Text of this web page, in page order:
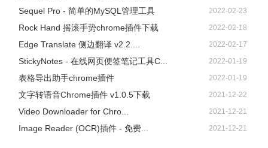
Sequel Pro - 简单的MySQL管理工具 2022-02-23
Rock Hand 摇滚手势chrome插件下载 2022-02-18
Edge Translate 侧边翻译 v2.2.... 2022-02-17
StickyNotes - 在线网页便签笔记工具C... 2022-01-19
表格导出助手chrome插件 2022-01-19
文字转语音Chrome插件 v1.0.5下载 2021-12-22
Video Downloader for Chro... 2021-12-21
Image Reader (OCR)插件 - 免费... 2021-12-21